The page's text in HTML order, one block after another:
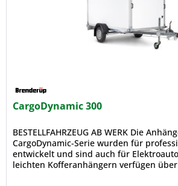
CargoDynamic 300
BESTELLFAHRZEUG AB WERK Die
CargoDynamic-Serie wurden für
entwickelt und sind auch für
leichten Kofferanhängern verfügen